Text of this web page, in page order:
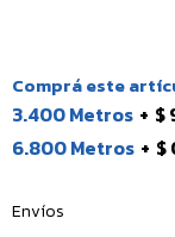
Comprá este
3.400 Metros $
6.800 Metros $
Envíos